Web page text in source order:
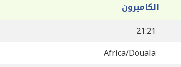
الكاميرون
21:21
Africa/Douala